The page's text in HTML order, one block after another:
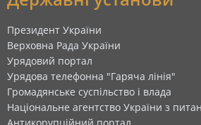
Президент України
Верховна Рада України
Урядовий портал
Урядова телефонна "Гаряча лінія"
Громадянське суспільство і влада
Національне агентство України з